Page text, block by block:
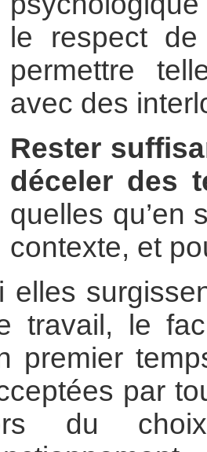
le respect
permettre
avec des
Rester
déceler des
quelles qu’en
contexte, et
elles
travail, le
premier
par
du